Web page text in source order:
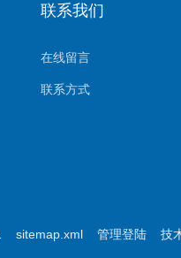
联系我们
在线留言
联系方式
sitemap.xml 管理登陆 技